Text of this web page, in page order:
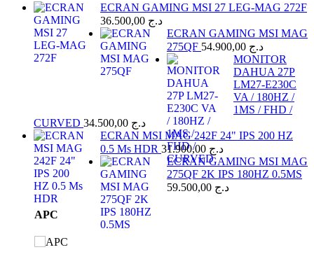
ECRAN GAMING MSI 27 LEG-MAG 272F
د.ج
ECRAN GAMING MSI MAG
275QF
د.ج
MONITOR
DAHUA 27P
LM27-E230C
VA / 180HZ /
1MS / FHD /
CURVED
د.ج
ECRAN MSI MAG 242F 24" IPS 200 HZ
0.5 Ms HDR
د.ج
ECRAN GAMING MSI MAG
275QF 2K IPS 180HZ 0.5MS
د.ج
Brands
Carousel
APC